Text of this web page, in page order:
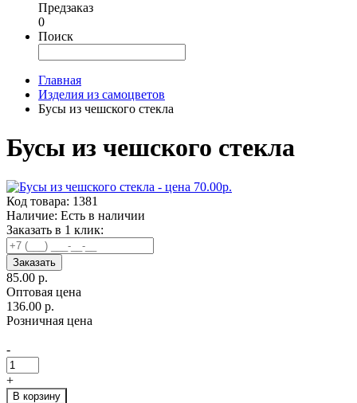
Предзаказ
0
Поиск
Главная
Изделия из самоцветов
Бусы из чешского стекла
Бусы из чешского стекла
Код товара: 1381
Наличие: Есть в наличии
Заказать в 1 клик:
Заказать
85.00 р.
Оптовая цена
136.00 р.
Розничная цена
-
+
В корзину